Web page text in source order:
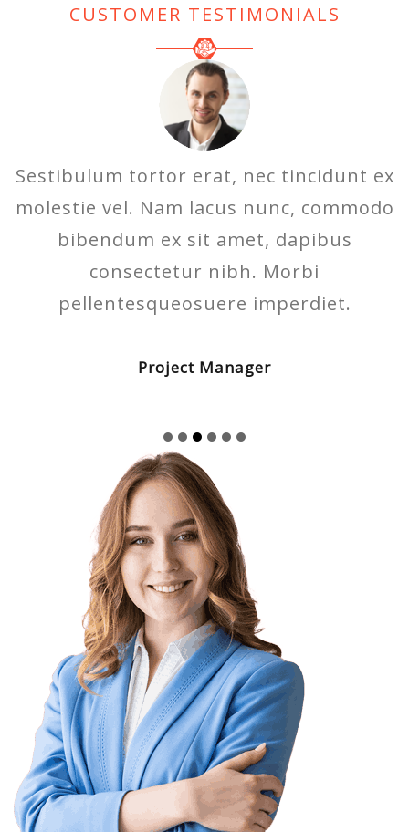
CUSTOMER TESTIMONIALS
Sestibulum tortor erat, nec tincidunt ex
molestie vel. Nam lacus nunc, commodo
bibendum ex sit amet, dapibus
consectetur nibh. Morbi
pellentesqueosuere imperdiet.
Project Manager